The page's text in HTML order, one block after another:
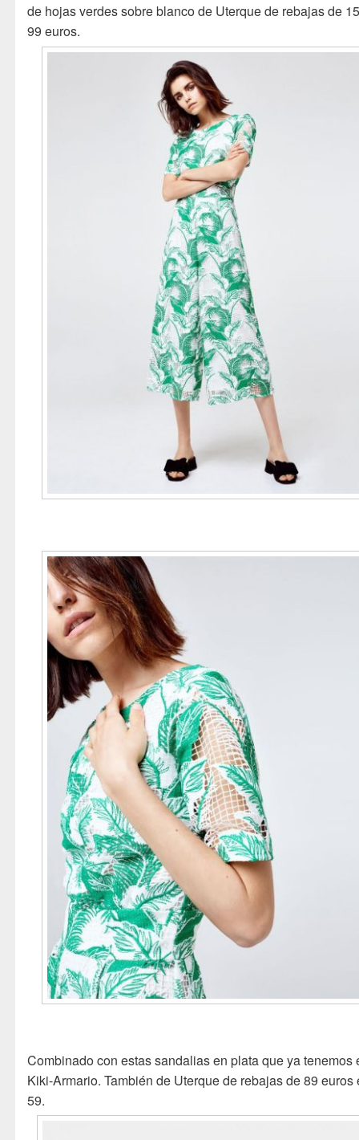
de hojas verdes sobre blanco de Uterque de rebajas de
99 euros.
Combinado con estas sandalias en plata que ya tenemos
Kiki-Armario. También de Uterque de rebajas de 89 euros
59.